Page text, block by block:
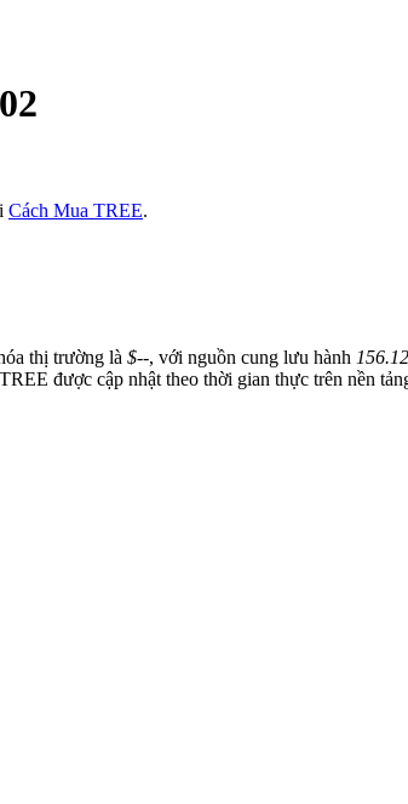
Cách Mua TREE.
thị trường là $--, với nguồn cung lưu hành
được cập nhật theo thời gian thực trên nền